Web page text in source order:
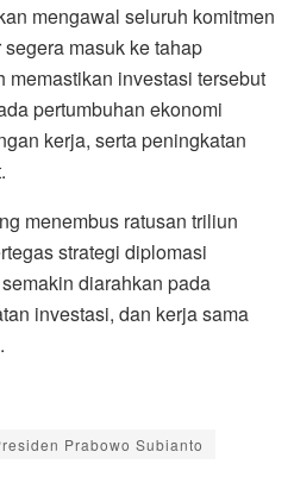
mengawal seluruh komitmen
masuk ke tahap
investasi tersebut
pertumbuhan ekonomi
kerja, serta peningkatan
menembus ratusan triliun
strategi diplomasi
diarahkan pada
investasi, dan kerja sama
Prabowo Subianto